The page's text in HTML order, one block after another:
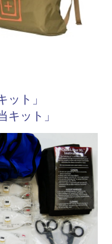
ット」
キット」